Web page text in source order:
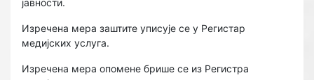
јавности.
Изречена мера заштите уписује се у Регистар
медијских услуга.
Изречена мера опомене брише се из Регистра